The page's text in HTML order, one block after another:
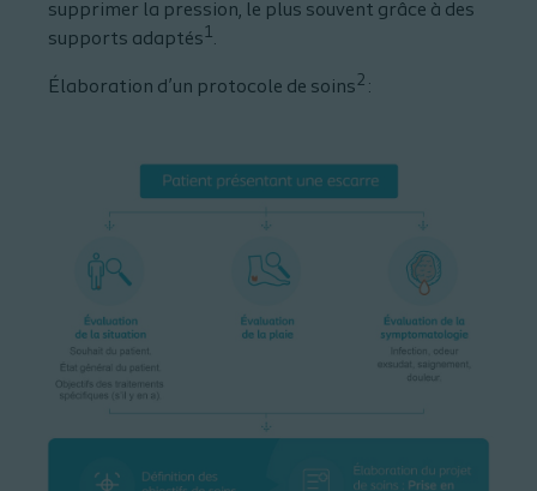
supprimer la pression, le plus souvent grâce à des
supports adaptés1.
Élaboration d’un protocole de soins2 :